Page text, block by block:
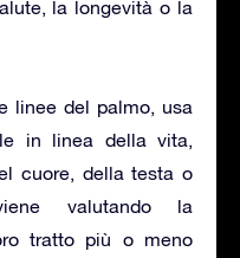
la longevità o la
linee del palmo, usa
in linea della vita,
cuore, della testa o
valutando la
tratto più o meno